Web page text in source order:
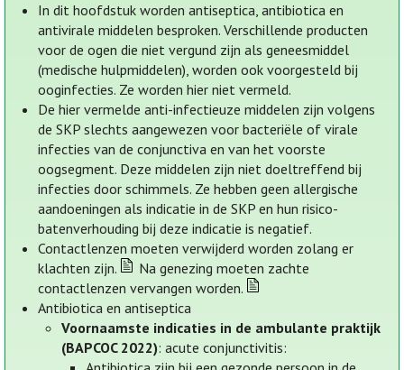
In dit hoofdstuk worden antiseptica, antibiotica en
antivirale middelen besproken. Verschillende producten
voor de ogen die niet vergund zijn als geneesmiddel
(medische hulpmiddelen), worden ook voorgesteld bij
ooginfecties. Ze worden hier niet vermeld.
De hier vermelde anti-infectieuze middelen zijn volgens
de SKP slechts aangewezen voor bacteriële of virale
infecties van de conjunctiva en van het voorste
oogsegment. Deze middelen zijn niet doeltreffend bij
infecties door schimmels. Ze hebben geen allergische
aandoeningen als indicatie in de SKP en hun risico-
batenverhouding bij deze indicatie is negatief.
Contactlenzen moeten verwijderd worden zolang er
klachten zijn.
Na genezing moeten zachte
contactlenzen vervangen worden.
Antibiotica en antiseptica
Voornaamste indicaties in de ambulante praktijk
(BAPCOC 2022): acute conjunctivitis: